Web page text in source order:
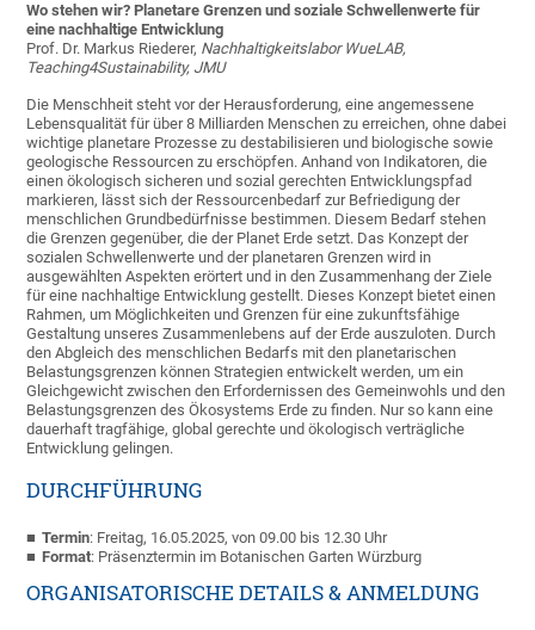
Wo stehen wir? Planetare Grenzen und soziale Schwellenwerte für
eine nachhaltige Entwicklung
Prof. Dr. Markus Riederer, Nachhaltigkeitslabor WueLAB,
Teaching4Sustainability, JMU
Die Menschheit steht vor der Herausforderung, eine angemessene
Lebensqualität für über 8 Milliarden Menschen zu erreichen, ohne dabei
wichtige planetare Prozesse zu destabilisieren und biologische sowie
geologische Ressourcen zu erschöpfen. Anhand von Indikatoren, die
einen ökologisch sicheren und sozial gerechten Entwicklungspfad
markieren, lässt sich der Ressourcenbedarf zur Befriedigung der
menschlichen Grundbedürfnisse bestimmen. Diesem Bedarf stehen
die Grenzen gegenüber, die der Planet Erde setzt. Das Konzept der
sozialen Schwellenwerte und der planetaren Grenzen wird in
ausgewählten Aspekten erörtert und in den Zusammenhang der Ziele
für eine nachhaltige Entwicklung gestellt. Dieses Konzept bietet einen
Rahmen, um Möglichkeiten und Grenzen für eine zukunftsfähige
Gestaltung unseres Zusammenlebens auf der Erde auszuloten. Durch
den Abgleich des menschlichen Bedarfs mit den planetarischen
Belastungsgrenzen können Strategien entwickelt werden, um ein
Gleichgewicht zwischen den Erfordernissen des Gemeinwohls und den
Belastungsgrenzen des Ökosystems Erde zu finden. Nur so kann eine
dauerhaft tragfähige, global gerechte und ökologisch verträgliche
Entwicklung gelingen.
DURCHFÜHRUNG
Termin: Freitag, 16.05.2025, von 09.00 bis 12.30 Uhr
Format: Präsenztermin im Botanischen Garten Würzburg
ORGANISATORISCHE DETAILS & ANMELDUNG